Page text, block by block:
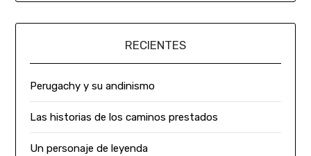
RECIENTES
Perugachy y su andinismo
Las historias de los caminos prestados
Un personaje de leyenda